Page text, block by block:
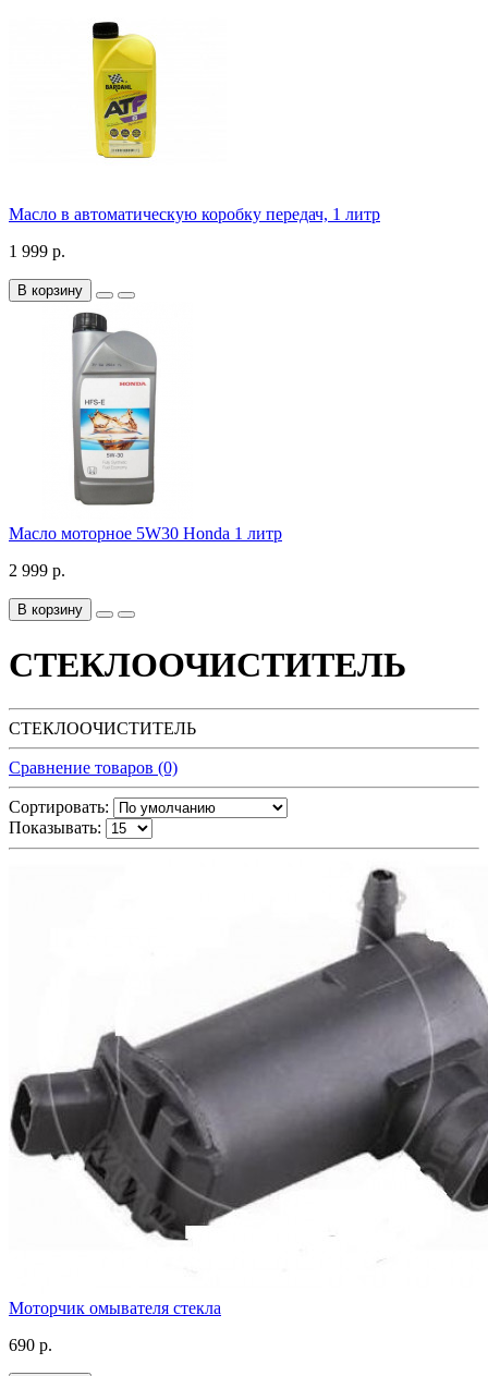
Масло в автоматическую коробку передач, 1 литр
1 999 р.
В корзину
Масло моторное 5W30 Honda 1 литр
2 999 р.
В корзину
СТЕКЛООЧИСТИТЕЛЬ
СТЕКЛООЧИСТИТЕЛЬ
Сравнение товаров (0)
Сортировать:
Показывать:
Моторчик омывателя стекла
690 р.